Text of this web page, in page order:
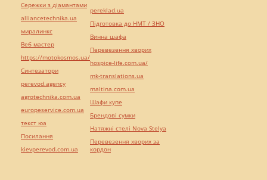
Сережки з діамантами
alliancetechnika.ua
миралинкс
Веб мастер
https://motokosmos.ua/
Синтезатори
perevod.agency
agrotechnika.com.ua
europeservice.com.ua
текст юа
Посилання
kievperevod.com.ua
pereklad.ua
Підготовка до НМТ / ЗНО
Винна шафа
Перевезення хворих
hospice-life.com.ua/
mk-translations.ua
maltina.com.ua
Шафи купе
Брендові сумки
Натяжні стелі Nova Stelya
Перевезення хворих за
кордон